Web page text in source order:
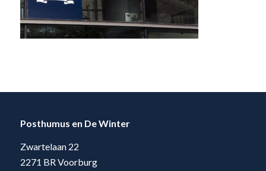
Posthumus en De Winter
Zwartelaan 22
2271 BR Voorburg